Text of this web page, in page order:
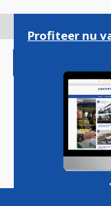
gaan
Magazine
Profiteer nu